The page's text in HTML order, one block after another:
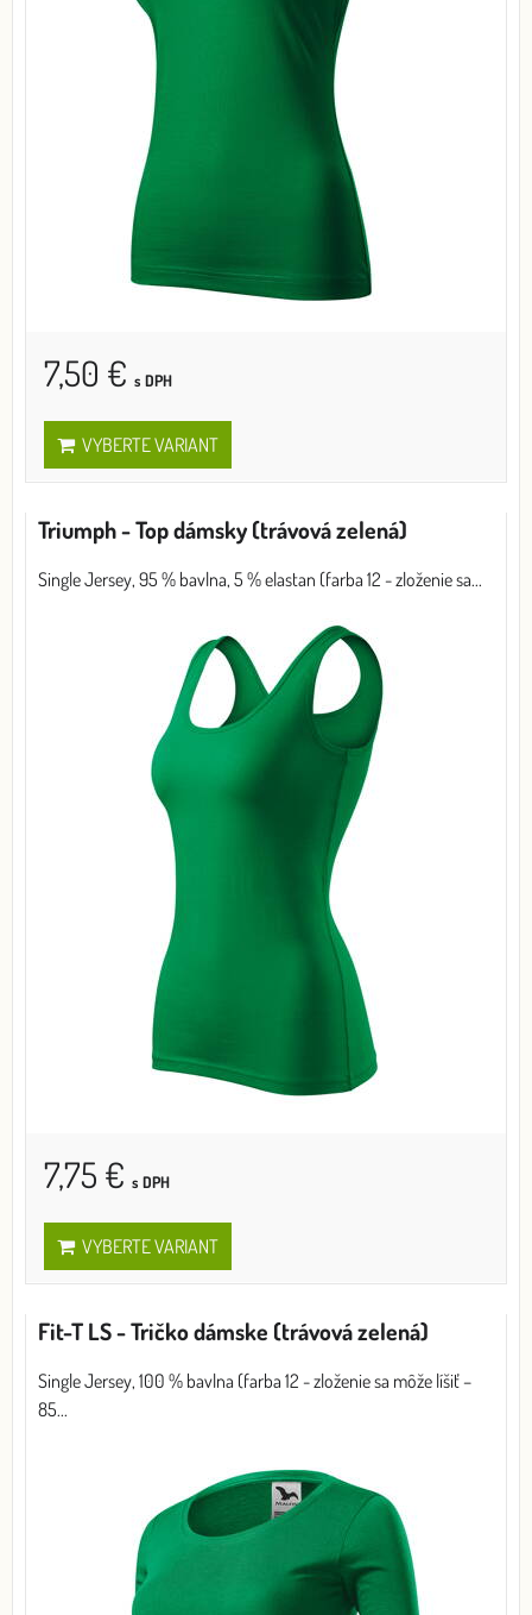
7,50 € s DPH
VYBERTE VARIANT
Triumph - Top dámsky (trávová zelená)
Single Jersey, 95 % bavlna, 5 % elastan (farba 12 - zloženie sa...
7,75 € s DPH
VYBERTE VARIANT
Fit-T LS - Tričko dámske (trávová zelená)
Single Jersey, 100 % bavlna (farba 12 - zloženie sa môže líšiť –
85...